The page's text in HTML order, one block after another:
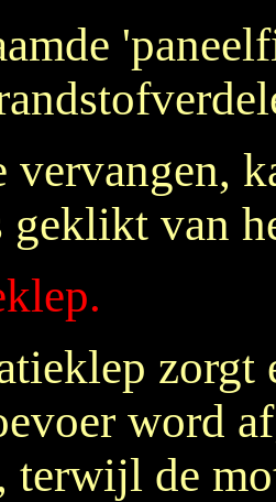
vervangen,
geklikt van
zorgt
word
terwijl de